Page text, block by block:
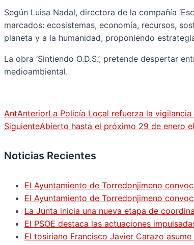
Según Luisa Nadal, directora de la compañía
marcados: ecosistemas, economía, recursos,
planeta y a la humanidad, proponiendo
La obra ‘Sintiendo O.D.S.’, pretende despertar
medioambiental.
AntAnteriorLa Policía Local refuerza la
SiguienteAbierto hasta el próximo 29 de enero
Noticias Recientes
El Ayuntamiento de Torredonjimeno
El Ayuntamiento de Torredonjimeno
La Junta inicia una nueva etapa de
El PSOE destaca las actuaciones
El tosiriano Francisco Javier Carazo